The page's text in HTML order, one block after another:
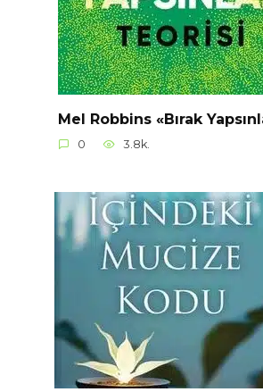
Mel Robbins «Bırak
0 3.8k.